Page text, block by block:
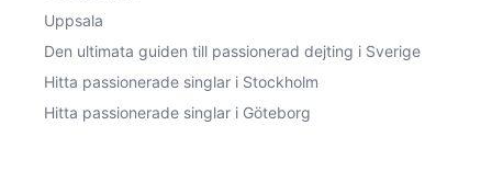
Uppsala
Den ultimata guiden till passionerad dejting i Sverige
Hitta passionerade singlar i Stockholm
Hitta passionerade singlar i Göteborg